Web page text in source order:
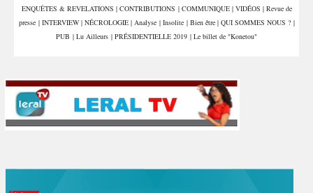
ENQUÊTES & REVELATIONS | CONTRIBUTIONS | COMMUNIQUE | VIDÉOS | Revue de
presse | INTERVIEW | NÉCROLOGIE | Analyse | Insolite | Bien être | QUI SOMMES NOUS ? |
PUB | Lu Ailleurs | PRÉSIDENTIELLE 2019 | Le billet de "Konetou"